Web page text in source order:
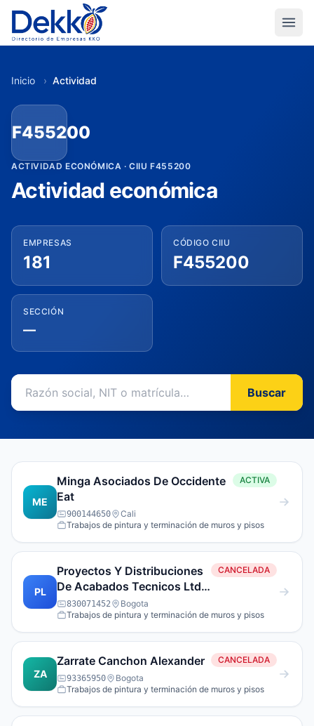
Inicio › Actividad
F455200
ACTIVIDAD ECONÓMICA · CIIU F455200
Actividad económica
EMPRESAS
181
CÓDIGO CIIU
F455200
SECCIÓN
—
Buscar
ME
Minga Asociados De Occidente
Eat
ACTIVA
900144650
Cali
Trabajos de pintura y terminación de muros y pisos
PL
Proyectos Y Distribuciones
De Acabados Tecnicos Ltda
Y Su Sigla Sera Prodiatec
Ltda
CANCELADA
830071452
Bogota
Trabajos de pintura y terminación de muros y pisos
ZA
Zarrate Canchon Alexander CANCELADA
93365950
Bogota
Trabajos de pintura y terminación de muros y pisos